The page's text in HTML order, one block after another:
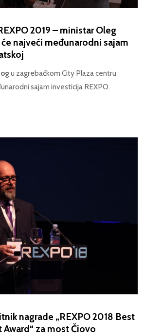
2019 – ministar Oleg
najveći međunarodni sajam
u zagrebačkom City Plaza centru
sajam investicija REXPO.
nagrade „REXPO 2018 Best
za most Čiovo